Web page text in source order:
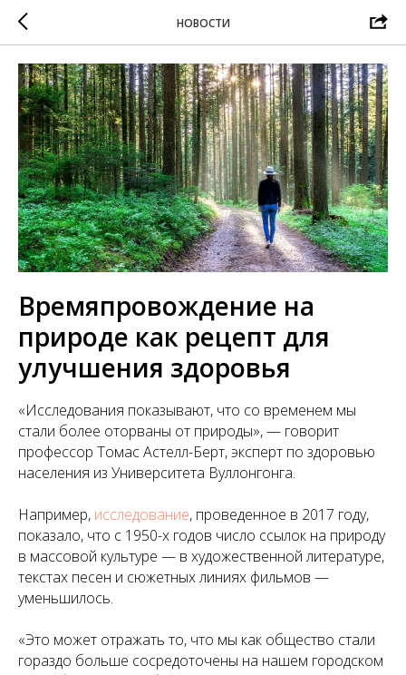
НОВОСТИ
Времяпровождение на
природе как рецепт для
улучшения здоровья
«Исследования показывают, что со временем мы
стали более оторваны от природы», — говорит
профессор Томас Астелл-Берт, эксперт по здоровью
населения из Университета Вуллонгонга.
Например, исследование, проведенное в 2017 году,
показало, что с 1950-х годов число ссылок на природу
в массовой культуре — в художественной литературе,
текстах песен и сюжетных линиях фильмов —
уменьшилось.
«Это может отражать то, что мы как общество стали
гораздо больше сосредоточены на нашем городском